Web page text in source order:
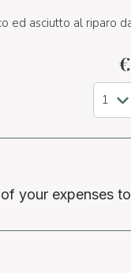
ed asciutto al riparo
€
your expenses